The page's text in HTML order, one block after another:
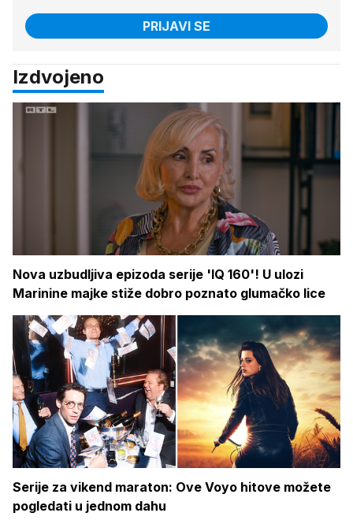
PRIJAVI SE
Izdvojeno
Nova uzbudljiva epizoda serije 'IQ 160'! U ulozi
Marinine majke stiže dobro poznato glumačko lice
Serije za vikend maraton: Ove Voyo hitove možete
pogledati u jednom dahu